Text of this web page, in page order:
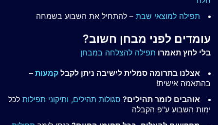
תפילה למוצאי שבת – להתחיל את השבוע בשמחה
עומדים לפני מבחן חשוב?
בלי לחץ תאמרו תפילה להצלחה במבחן
אצלנו בתרומה סמלית לישיבה ניתן לקבל קמעות –
בהתאמה אישית!
אוהבים לומר תהילים? סגולות תהילים, ותיקוני תפילות לכל
ימות השבוע ע"פ הקבלה